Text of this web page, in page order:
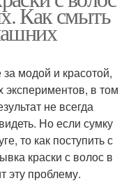
Как смыть
модой и красотой,
в том
не всегда
Но если сумку
то как поступить с
краски с волос в
эту проблему.